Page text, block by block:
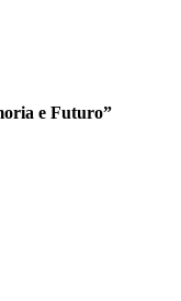
e Futuro”